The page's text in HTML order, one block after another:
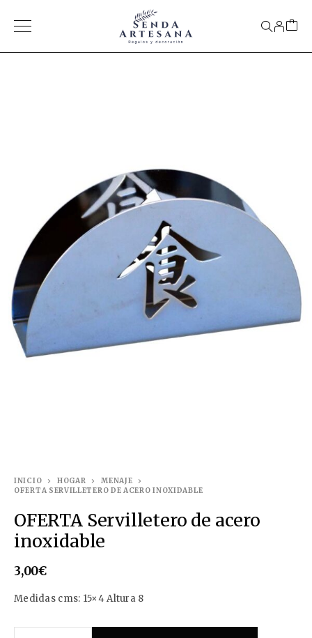
INICIO HOGAR
MENAJE
OFERTA SERVILLETERO DE ACERO INOXIDABLE
OFERTA Servilletero de acero
inoxidable
3,00€
Medidas cms: 15×4 Altura 8